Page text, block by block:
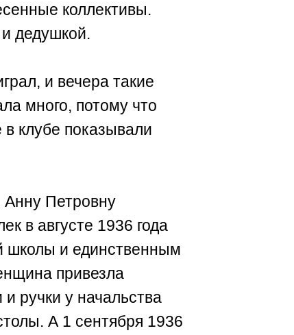
коллективы.
дедушкой.
и вечера такие
много, потому что
клубе показывали
Анну Петровну
в августе 1936 года
школы и единственным
привезла
ручки у начальства
А 1 сентября 1936